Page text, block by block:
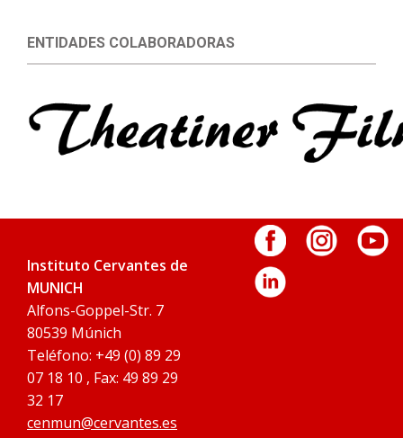
ENTIDADES COLABORADORAS
Instituto Cervantes de
MUNICH
Alfons-Goppel-Str. 7
80539 Múnich
Teléfono: +49 (0) 89 29
07 18 10 , Fax: 49 89 29
32 17
cenmun@cervantes.es